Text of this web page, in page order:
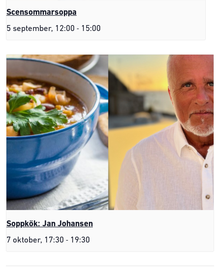
Scensommarsoppa
5 september, 12:00 - 15:00
Soppkök: Jan Johansen
7 oktober, 17:30 - 19:30